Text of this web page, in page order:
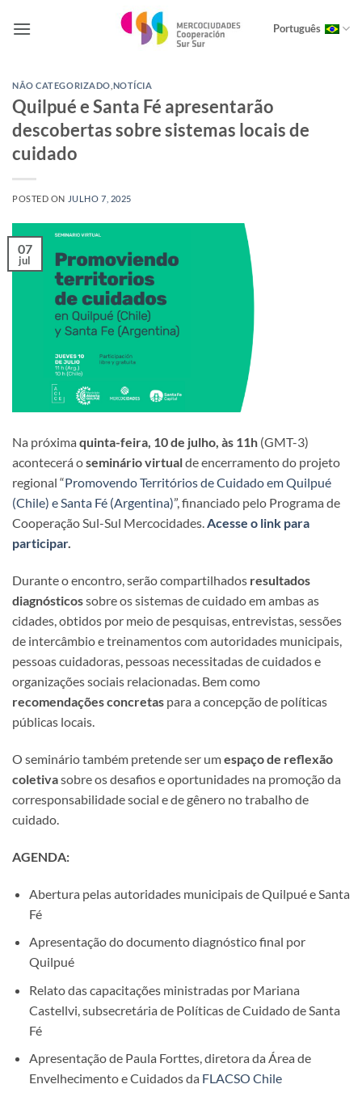
Português
NÃO CATEGORIZADO NOTÍCIA
Quilpué e Santa Fé apresentarão
descobertas sobre sistemas locais de
cuidado
POSTED ON JULHO 7, 2025
07
jul
Na próxima quinta-feira, 10 de julho, às 11h (GMT-3)
acontecerá oseminário virtualde encerramento do projeto
regional “Promovendo Territórios de Cuidado em Quilpué
(Chile) e Santa Fé (Argentina)”, financiado pelo Programa de
Cooperação Sul-Sul Mercocidades.Acesse o link para
participar.
Durante o encontro, serão compartilhados resultados
diagnósticossobre os sistemas de cuidado em ambas as
cidades, obtidos por meio de pesquisas, entrevistas, sessões
de intercâmbio e treinamentos com autoridades municipais,
pessoas cuidadoras, pessoas necessitadas de cuidados e
organizações sociais relacionadas. Bem como
recomendações concretas para a concepção de políticas
públicas locais.
O seminário também pretende ser umespaço de reflexão
coletivasobre os desafios e oportunidades na promoção da
corresponsabilidade social e de gênero no trabalho de
cuidado.
AGENDA:
Abertura pelas autoridades municipais de Quilpué e Santa
Fé
Apresentação do documento diagnóstico final por
Quilpué
Relato das capacitações ministradas por Mariana
Castellvi, subsecretária de Políticas de Cuidado de Santa
Fé
Apresentação de Paula Forttes, diretora da Área de
Envelhecimento e Cuidados da FLACSO Chile